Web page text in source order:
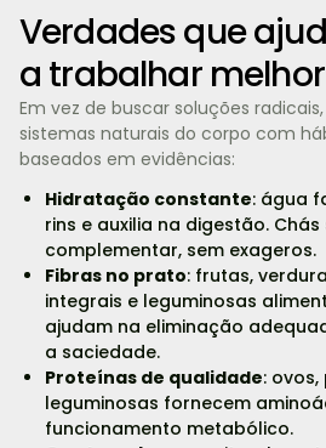
Verdades que
a trabalhar melhor
Em vez de buscar soluções
sistemas naturais do corpo com
baseados em evidências:
Hidratação constante: água
rins e auxilia na digestão.
complementar, sem exageros.
Fibras no prato: frutas,
integrais e leguminosas
ajudam na eliminação
a saciedade.
Proteínas de qualidade: ovos,
leguminosas fornecem
funcionamento metabólico.